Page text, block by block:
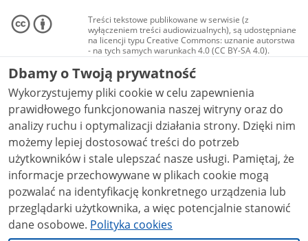
Treści tekstowe publikowane w serwisie (z
wyłączeniem treści audiowizualnych), są udostępniane
na licencji typu Creative Commons: uznanie autorstwa
- na tych samych warunkach 4.0 (CC BY-SA 4.0).
Materiały audiowizualne, w tym zdjęcia, materiały
audio i wideo, są udostępniane na licencji typu
Creative Commons: uznanie autorstwa użycie
niekomercyjne - bez utworów zależnych 4.0 (CC BY-
NC-ND 4.0), o ile nie jest to stwierdzone inaczej.
Dbamy o Twoją prywatność
Wykorzystujemy pliki cookie w celu zapewnienia
prawidłowego funkcjonowania naszej witryny oraz do
analizy ruchu i optymalizacji działania strony. Dzięki nim
możemy lepiej dostosować treści do potrzeb
użytkowników i stale ulepszać nasze usługi. Pamiętaj, że
informacje przechowywane w plikach cookie mogą
pozwalać na identyfikację konkretnego urządzenia lub
przeglądarki użytkownika, a więc potencjalnie stanowić
dane osobowe. Polityka cookies